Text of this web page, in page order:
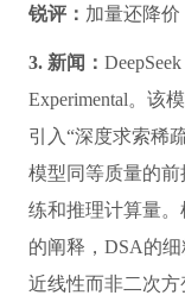
锐评： 加量还降价
3. 新闻：
Experimental。该
引入“深度求索稀
模型同等质量的前
练和推理计算量。
的阐释，DSA的
近线性而非二次